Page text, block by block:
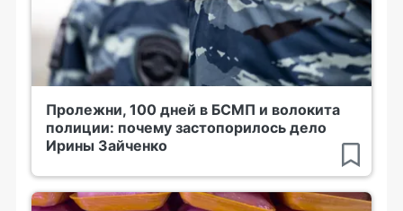
Пролежни, 100 дней в БСМП и волокита
полиции: почему застопорилось дело
Ирины Зайченко